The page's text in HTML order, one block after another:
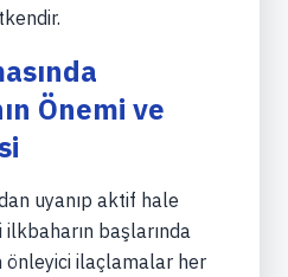
Önemi ve
uyanıp aktif hale
başlarında
önleyici ilaçlamalar her